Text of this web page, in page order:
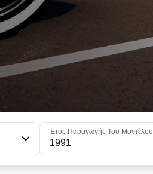
Έτος Παραγωγής Του Μοντέλου
1991